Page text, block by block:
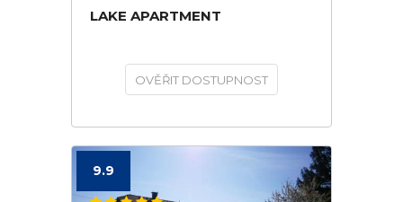
LAKE APARTMENT
OVĚŘIT DOSTUPNOST
9.9